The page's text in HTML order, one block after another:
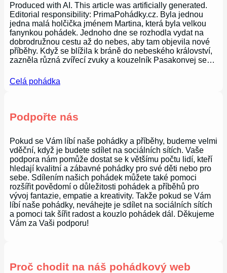
Produced with AI. This article was artificially generated.
Editorial responsibility: PrimaPohádky.cz. Byla jednou
jedna malá holčička jménem Martina, která byla velkou
fanynkou pohádek. Jednoho dne se rozhodla vydat na
dobrodružnou cestu až do nebes, aby tam objevila nové
příběhy. Když se blížila k bráně do nebeského království,
zazněla různá zvířecí zvuky a kouzelník Pasakonvej se…
Celá pohádka
Podpořte nás
Pokud se Vám líbí naše pohádky a příběhy, budeme velmi
vděční, když je budete sdílet na sociálních sítích. Vaše
podpora nám pomůže dostat se k většímu počtu lidí, kteří
hledají kvalitní a zábavné pohádky pro své děti nebo pro
sebe. Sdílením našich pohádek můžete také pomoci
rozšířit povědomí o důležitosti pohádek a příběhů pro
vývoj fantazie, empatie a kreativity. Takže pokud se Vám
líbí naše pohádky, neváhejte je sdílet na sociálních sítích
a pomoci tak šířit radost a kouzlo pohádek dál. Děkujeme
Vám za Vaši podporu!
Proč chodit na náš pohádkový web